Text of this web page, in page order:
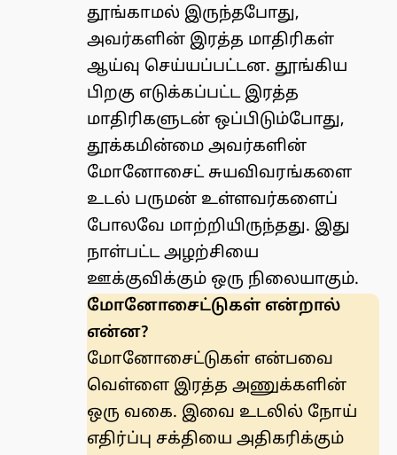
தூங்காமல் இருந்தபோது,
அவர்களின் இரத்த மாதிரிகள்
ஆய்வு செய்யப்பட்டன. தூங்கிய
பிறகு எடுக்கப்பட்ட இரத்த
மாதிரிகளுடன் ஒப்பிடும்போது,
தூக்கமின்மை அவர்களின்
மோனோசைட் சுயவிவரங்களை
உடல் பருமன் உள்ளவர்களைப்
போலவே மாற்றியிருந்தது. இது
நாள்பட்ட அழற்சியை
ஊக்குவிக்கும் ஒரு நிலையாகும்.
மோனோசைட்டுகள் என்றால்
என்ன?
மோனோசைட்டுகள் என்பவை
வெள்ளை இரத்த அணுக்களின்
ஒரு வகை. இவை உடலில் நோய்
எதிர்ப்பு சக்தியை அதிகரிக்கும்